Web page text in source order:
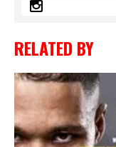
RELATED BY